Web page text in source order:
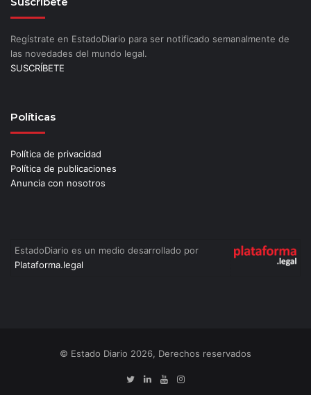
Regístrate en EstadoDiario para ser notificado semanalmente de
las novedades del mundo legal.
SUSCRÍBETE
Políticas
Política de privacidad
Política de publicaciones
Anuncia con nosotros
EstadoDiario es un medio desarrollado por
Plataforma.legal
© Estado Diario 2026, Derechos reservados